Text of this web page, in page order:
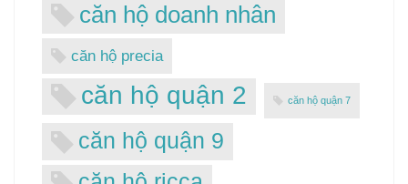
căn hộ doanh nhân
căn hộ precia
căn hộ quận 2 căn hộ quận 7
căn hộ quận 9